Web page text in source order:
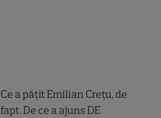
Ce a pățit Emilian Crețu, de
fapt. De ce a ajuns DE